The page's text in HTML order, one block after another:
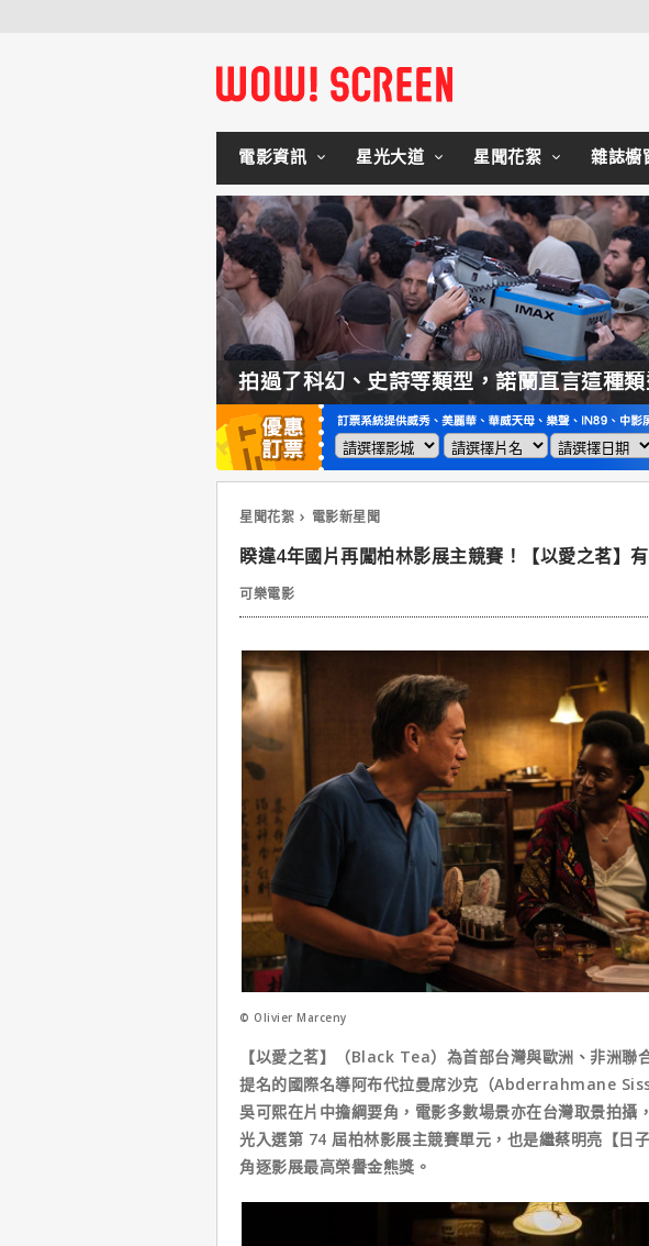
電影資訊 星光大道 星聞花絮 雜誌櫥
拍過了科幻、史詩等類型，諾蘭直言這種類
星聞花絮 電影新星聞
睽違4年國片再闖柏林影展主競賽！【以愛之茗】
可樂電影
© Olivier Marceny
【以愛之茗】（Black Tea）為首部台灣與歐洲、非洲聯
提名的國際名導阿布代拉曼席沙克（Abderrahmane
吳可熙在片中擔綱要角，電影多數場景亦在台灣取景拍攝
光入選第 74 屆柏林影展主競賽單元，也是繼蔡明亮【日
角逐影展最高榮譽金熊獎。